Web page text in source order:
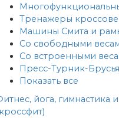
Тренажеры
Машины Смита и
Со свободными
Со встроенными
Пресс-Турник-Брусья
Показать все
йога, гимнастика